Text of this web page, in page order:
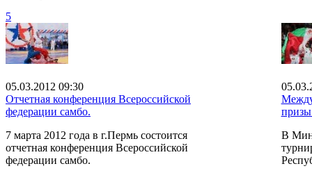
5
05.03.2012 09:30
Отчетная конференция Всероссийской
федерации самбо.
7 марта 2012 года в г.Пермь состоится
отчетная конференция Всероссийской
федерации самбо.
призы
В